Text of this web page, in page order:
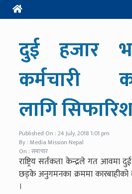
दुई हजार
कर्मचारी
लागि
Published On : 24 July, 2018 1:01 pm
By : Media Mission Nepal
On : समाचार
राष्ट्रिय सर्तकता केन्द्रले गत आवमा
छड्के अनुगमनका क्रममा कारबाहीको
।